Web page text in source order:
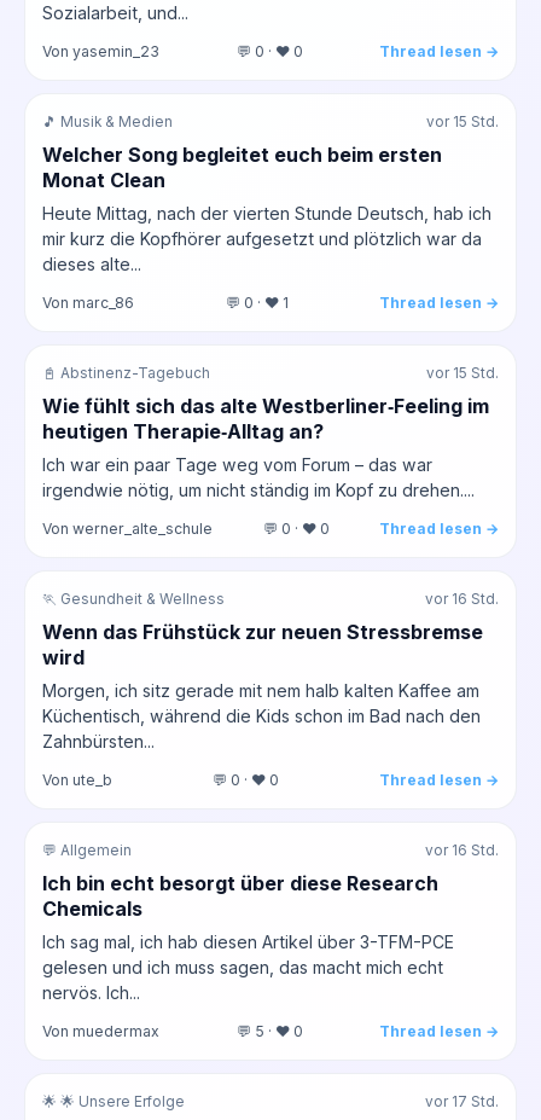
Sozialarbeit, und...
Von yasemin_23 💬 0 · ❤️ 0 Thread lesen →
🎵 Musik & Medien vor 15 Std.
Welcher Song begleitet euch beim ersten
Monat Clean
Heute Mittag, nach der vierten Stunde Deutsch, hab ich
mir kurz die Kopfhörer aufgesetzt und plötzlich war da
dieses alte...
Von marc_86 💬 0 · ❤️ 1 Thread lesen →
📓 Abstinenz-Tagebuch vor 15 Std.
Wie fühlt sich das alte Westberliner‑Feeling im
heutigen Therapie‑Alltag an?
Ich war ein paar Tage weg vom Forum – das war
irgendwie nötig, um nicht ständig im Kopf zu drehen....
Von werner_alte_schule 💬 0 · ❤️ 0 Thread lesen →
🏃 Gesundheit & Wellness vor 16 Std.
Wenn das Frühstück zur neuen Stressbremse
wird
Morgen, ich sitz gerade mit nem halb kalten Kaffee am
Küchentisch, während die Kids schon im Bad nach den
Zahnbürsten...
Von ute_b 💬 0 · ❤️ 0 Thread lesen →
💬 Allgemein vor 16 Std.
Ich bin echt besorgt über diese Research
Chemicals
Ich sag mal, ich hab diesen Artikel über 3-TFM-PCE
gelesen und ich muss sagen, das macht mich echt
nervös. Ich...
Von muedermax 💬 5 · ❤️ 0 Thread lesen →
🌟 🌟 Unsere Erfolge vor 17 Std.